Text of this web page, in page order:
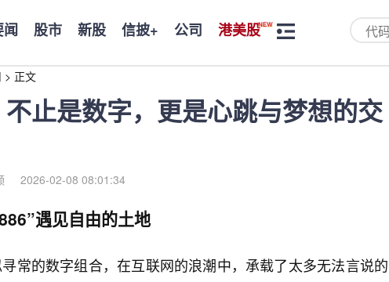
闻 股市 新股 信披+ 公司 港美股
> 正文
止是数字，更是心跳与梦想的交
2026-02-08 08:01:34
遇见自由的土地
寻常的数字组合，在互联网的浪潮中，承载了太多无法言说的